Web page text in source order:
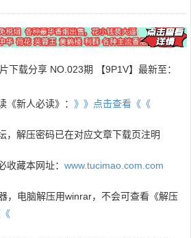
下载分享 NO.023期 【9P1V】最新至：
《新人必读》： 》》点击查看《《
，解压密码已在对应文章下载页注明
收藏本网址： www.tucimao.com.com
，电脑解压用winrar，不会可查看《解压